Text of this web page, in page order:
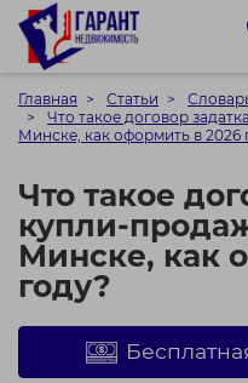
Главная Статьи
Что такое договор
Минске, как оформить в 2026
Что такое
купли-
Минске, как
году?